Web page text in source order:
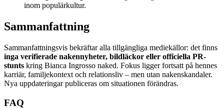
inom populärkultur.
Sammanfattning
Sammanfattningsvis bekräftar alla tillgängliga mediekällor: det finns
inga verifierade nakennyheter, bildläckor eller officiella PR-
stunts kring Bianca Ingrosso naked. Fokus ligger fortsatt på hennes
karriär, familjekontext och relationsliv – men utan nakenskandaler.
Nya uppdateringar publiceras om situationen förändras.
FAQ